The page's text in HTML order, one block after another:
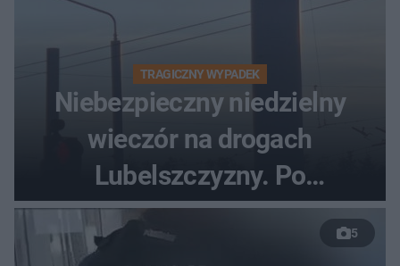
TRAGICZNY WYPADEK
Niebezpieczny niedzielny
wieczór na drogach
Lubelszczyzny. Po
nieudanym manewrze
wyprzedzania zginął
5